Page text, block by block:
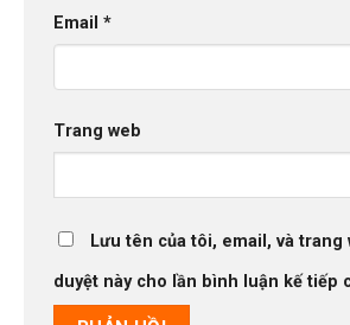
Email *
Trang web
Lưu tên của tôi, email, và
duyệt này cho lần bình luận kế tiếp